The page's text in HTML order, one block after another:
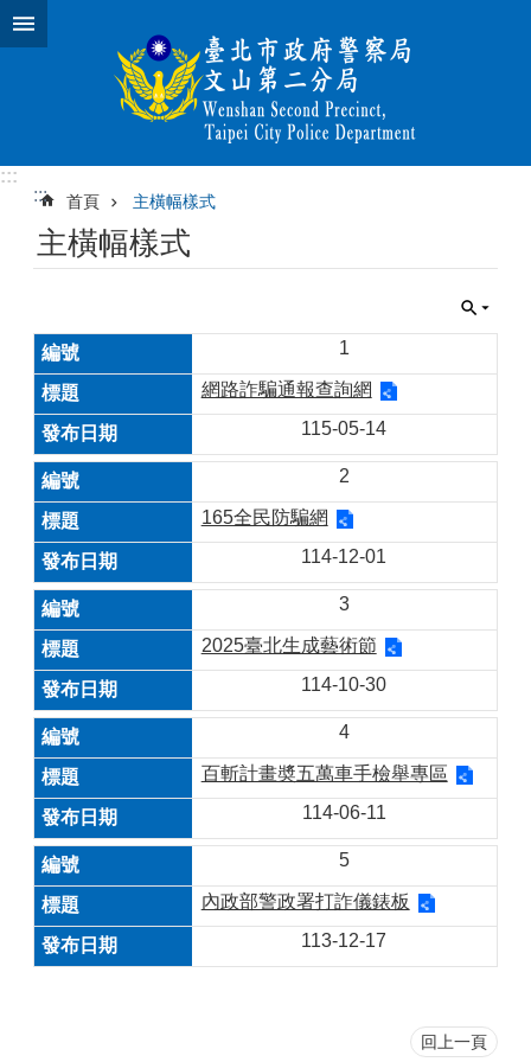
跳到主要內容區塊
:::
:::
首頁 主橫幅樣式
主橫幅樣式
1
網路詐騙通報查詢網
115-05-14
2
165全民防騙網
114-12-01
3
2025臺北生成藝術節
114-10-30
4
百斬計畫奬五萬車手檢舉專區
114-06-11
5
內政部警政署打詐儀錶板
113-12-17
回上一頁